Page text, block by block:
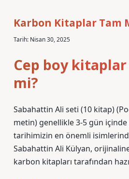
Karbon Kitaplar Tam
Tarih: Nisan 30, 2025
Cep boy
mi?
Sabahattin Ali seti (10 kitap)
metin) genellikle 3-5 gün içinde
tarihimizin en önemli
Sabahattin Ali Külyan,
karbon kitapları tarafından